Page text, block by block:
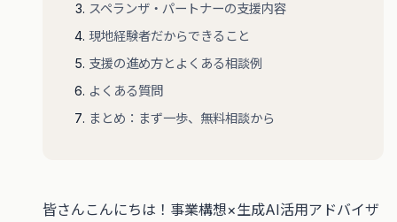
スペランザ・パートナーの支援内容
現地経験者だからできること
支援の進め方とよくある相談例
よくある質問
まとめ：まず一歩、無料相談から
皆さんこんにちは！事業構想×生成AI活用アドバイザ